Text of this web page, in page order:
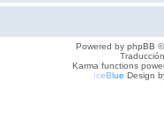
Powered by phpBB
Karma functions
IceBlue Design